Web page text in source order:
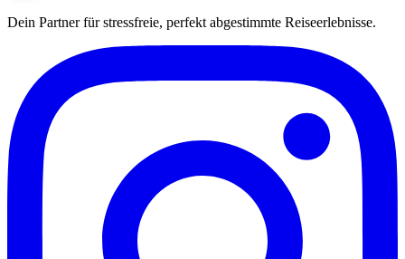
Dein Partner für stressfreie, perfekt abgestimmte Reiseerlebnisse.